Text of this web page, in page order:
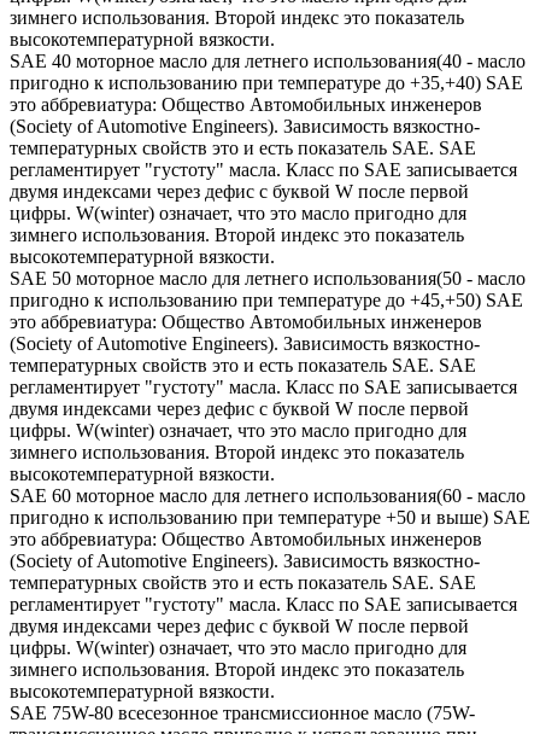
зимнего использования. Второй индекс это показатель
высокотемпературной вязкости.
SAE 40 моторное масло для летнего использования(40 - масло
пригодно к использованию при температуре до +35,+40) SAE
это аббревиатура: Общество Автомобильных инженеров
(Society of Automotive Engineers). Зависимость вязкостно-
температурных свойств это и есть показатель SAE. SAE
регламентирует "густоту" масла. Класс по SAE записывается
двумя индексами через дефис с буквой W после первой
цифры. W(winter) означает, что это масло пригодно для
зимнего использования. Второй индекс это показатель
высокотемпературной вязкости.
SAE 50 моторное масло для летнего использования(50 - масло
пригодно к использованию при температуре до +45,+50) SAE
это аббревиатура: Общество Автомобильных инженеров
(Society of Automotive Engineers). Зависимость вязкостно-
температурных свойств это и есть показатель SAE. SAE
регламентирует "густоту" масла. Класс по SAE записывается
двумя индексами через дефис с буквой W после первой
цифры. W(winter) означает, что это масло пригодно для
зимнего использования. Второй индекс это показатель
высокотемпературной вязкости.
SAE 60 моторное масло для летнего использования(60 - масло
пригодно к использованию при температуре +50 и выше) SAE
это аббревиатура: Общество Автомобильных инженеров
(Society of Automotive Engineers). Зависимость вязкостно-
температурных свойств это и есть показатель SAE. SAE
регламентирует "густоту" масла. Класс по SAE записывается
двумя индексами через дефис с буквой W после первой
цифры. W(winter) означает, что это масло пригодно для
зимнего использования. Второй индекс это показатель
высокотемпературной вязкости.
SAE 75W-80 всесезонное трансмиссионное масло (75W-